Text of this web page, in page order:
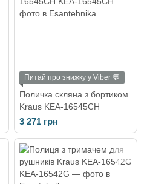
Питай про знижку у Viber 💬
Поличка скляна з бортиком
Kraus KEA-16545CH
3 271 грн